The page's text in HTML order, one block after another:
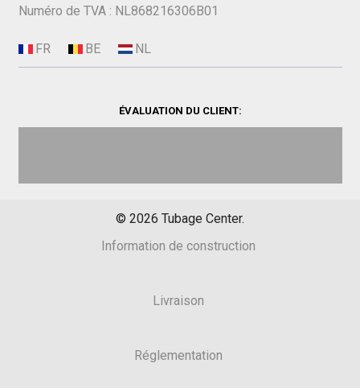
Numéro de TVA : NL868216306B01
ÉVALUATION DU CLIENT:
© 2026 Tubage Center.
Information de construction
Livraison
Réglementation